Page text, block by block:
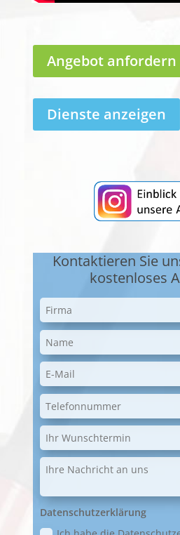
Angebot anfordern
Dienste anzeigen
Kontaktieren Sie
kostenloses
Datenschutzerklärung